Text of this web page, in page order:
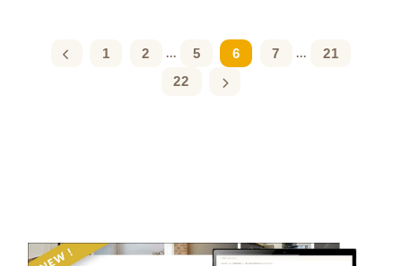
1 2 ... 5 6 7 ...
21
22